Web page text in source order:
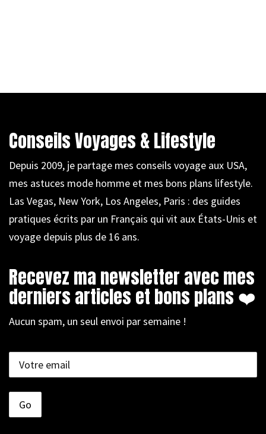
Conseils Voyages & Lifestyle
Depuis 2009, je partage mes conseils voyage aux USA,
mes astuces mode homme et mes bons plans lifestyle.
Las Vegas, New York, Los Angeles, Paris : des guides
pratiques écrits par un Français qui vit aux États-Unis et
voyage depuis plus de 16 ans.
Recevez ma newsletter avec mes
derniers articles et bons plans ❤️
Aucun spam, un seul envoi par semaine !